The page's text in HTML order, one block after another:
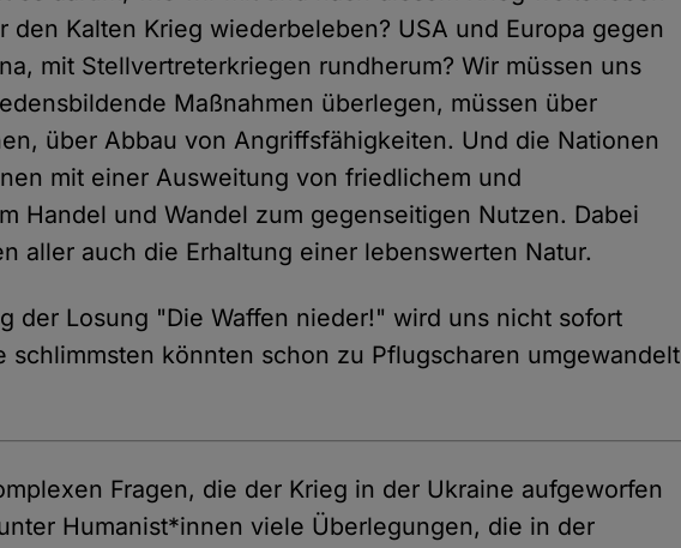
den Kalten Krieg wiederbeleben? USA und Europa gegen
mit Stellvertreterkriegen rundherum? Wir müssen uns
Maßnahmen überlegen, müssen über
über Abbau von Angriffsfähigkeiten. Und die Nationen
mit einer Ausweitung von friedlichem und
Handel und Wandel zum gegenseitigen Nutzen. Dabei
aller auch die Erhaltung einer lebenswerten Natur.
der Losung "Die Waffen nieder!" wird uns nicht sofort
schlimmsten könnten schon zu Pflugscharen umgewandelt
Fragen, die der Krieg in der Ukraine aufgeworfen
Humanist*innen viele Überlegungen, die in der